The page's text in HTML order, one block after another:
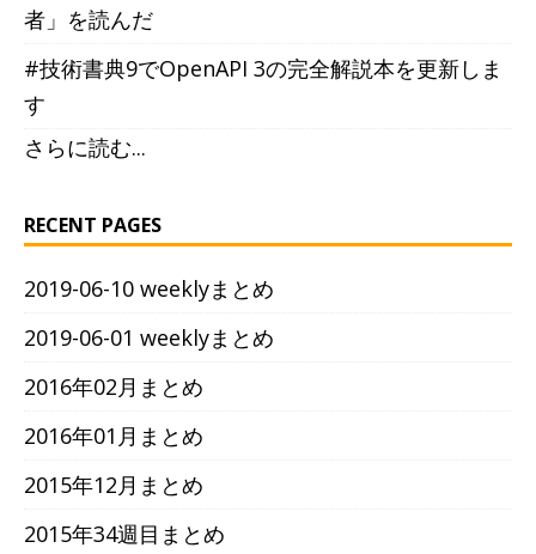
者」を読んだ
#技術書典9でOpenAPI 3の完全解説本を更新しま
す
さらに読む...
RECENT PAGES
2019-06-10 weeklyまとめ
2019-06-01 weeklyまとめ
2016年02月まとめ
2016年01月まとめ
2015年12月まとめ
2015年34週目まとめ